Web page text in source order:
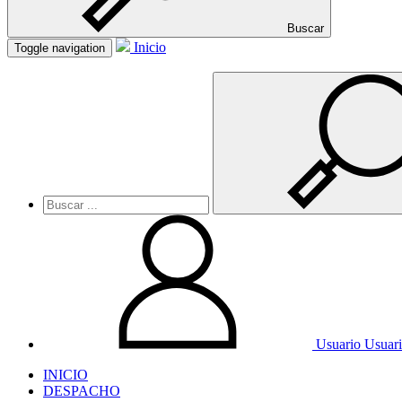
Buscar
Toggle navigation
Inicio
Usuario
INICIO
DESPACHO